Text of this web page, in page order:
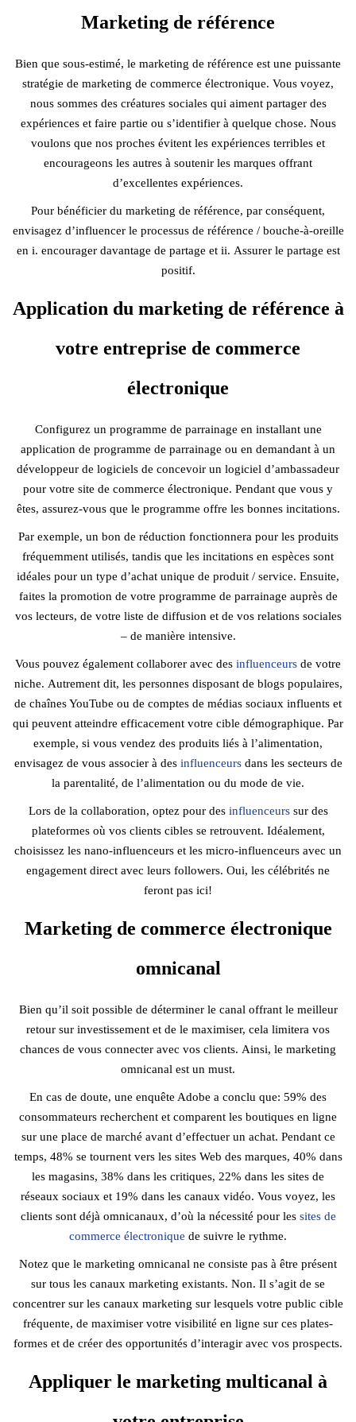
Marketing de référence
Bien que sous-estimé, le marketing de référence est une puissante
stratégie de marketing de commerce électronique. Vous voyez,
nous sommes des créatures sociales qui aiment partager des
expériences et faire partie ou s’identifier à quelque chose. Nous
voulons que nos proches évitent les expériences terribles et
encourageons les autres à soutenir les marques offrant
d’excellentes expériences.
Pour bénéficier du marketing de référence, par conséquent,
envisagez d’influencer le processus de référence / bouche-à-oreille
en i. encourager davantage de partage et ii. Assurer le partage est
positif.
Application du marketing de référence à
votre entreprise de commerce
électronique
Configurez un programme de parrainage en installant une
application de programme de parrainage ou en demandant à un
développeur de logiciels de concevoir un logiciel d’ambassadeur
pour votre site de commerce électronique. Pendant que vous y
êtes, assurez-vous que le programme offre les bonnes incitations.
Par exemple, un bon de réduction fonctionnera pour les produits
fréquemment utilisés, tandis que les incitations en espèces sont
idéales pour un type d’achat unique de produit / service. Ensuite,
faites la promotion de votre programme de parrainage auprès de
vos lecteurs, de votre liste de diffusion et de vos relations sociales
– de manière intensive.
Vous pouvez également collaborer avec des influenceurs de votre
niche. Autrement dit, les personnes disposant de blogs populaires,
de chaînes YouTube ou de comptes de médias sociaux influents et
qui peuvent atteindre efficacement votre cible démographique. Par
exemple, si vous vendez des produits liés à l’alimentation,
envisagez de vous associer à des influenceursdans les secteurs de
la parentalité, de l’alimentation ou du mode de vie.
Lors de la collaboration, optez pour des influenceurssur des
plateformes où vos clients cibles se retrouvent. Idéalement,
choisissez les nano-influenceurs et les micro-influenceurs avec un
engagement direct avec leurs followers. Oui, les célébrités ne
feront pas ici!
Marketing de commerce électronique
omnicanal
Bien qu’il soit possible de déterminer le canal offrant le meilleur
retour sur investissement et de le maximiser, cela limitera vos
chances de vous connecter avec vos clients. Ainsi, le marketing
omnicanal est un must.
En cas de doute, une enquête Adobe a conclu que: 59% des
consommateurs recherchent et comparent les boutiques en ligne
sur une place de marché avant d’effectuer un achat. Pendant ce
temps, 48% se tournent vers les sites Web des marques, 40% dans
les magasins, 38% dans les critiques, 22% dans les sites de
réseaux sociaux et 19% dans les canaux vidéo. Vous voyez, les
clients sont déjà omnicanaux, d’où la nécessité pour les sites de
commerce électronique de suivre le rythme.
Notez que le marketing omnicanal ne consiste pas à être présent
sur tous les canaux marketing existants. Non. Il s’agit de se
concentrer sur les canaux marketing sur lesquels votre public cible
fréquente, de maximiser votre visibilité en ligne sur ces plates-
formes et de créer des opportunités d’interagir avec vos prospects.
Appliquer le marketing multicanal à